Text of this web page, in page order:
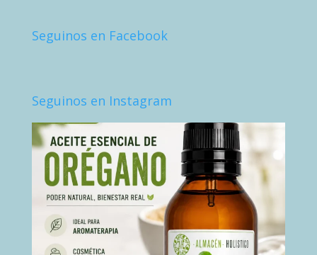
Seguinos en Facebook
Seguinos en Instagram